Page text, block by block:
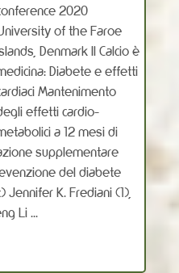
2020
of the Faroe
Denmark Il Calcio è
Diabete e effetti
Mantenimento
effetti cardio-
a 12 mesi di
supplementare
del diabete
K. Frediani (1),
Li ...